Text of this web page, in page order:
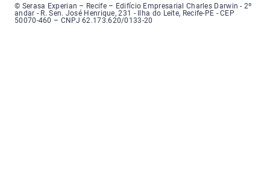
Serasa Experian - Recife, Endereço: Edifício Empresarial Charles Darwin,
© Serasa Experian – Recife – Edifício Empresarial Charles Darwin - 2º
andar - R. Sen. José Henrique, 231 - Ilha do Leite, Recife-PE - CEP
50070-460 – CNPJ 62.173.620/0133-20